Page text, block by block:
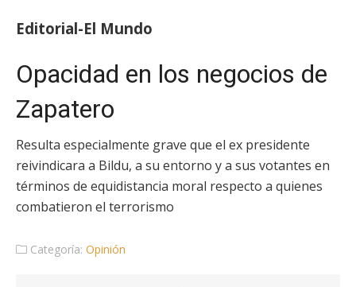
Editorial-El Mundo
Opacidad en los negocios de
Zapatero
Resulta especialmente grave que el ex presidente
reivindicara a Bildu, a su entorno y a sus votantes en
términos de equidistancia moral respecto a quienes
combatieron el terrorismo
Categoría: Opinión